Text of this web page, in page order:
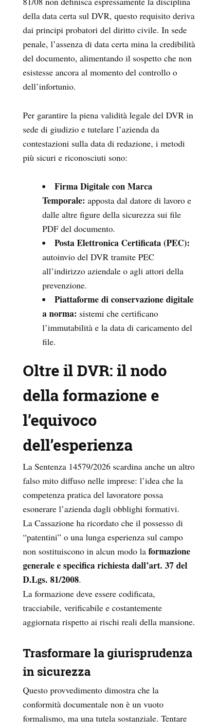
della data certa sul DVR, questo requisito deriva
dai principi probatori del diritto civile. In sede
penale, l’assenza di data certa mina la credibilità
del documento, alimentando il sospetto che non
esistesse ancora al momento del controllo o
dell’infortunio.
Per garantire la piena validità legale del DVR in
sede di giudizio e tutelare l’azienda da
contestazioni sulla data di redazione, i metodi
più sicuri e riconosciuti sono:
Firma Digitale con Marca
Temporale: apposta dal datore di lavoro e
dalle altre figure della sicurezza sui file
PDF del documento.
Posta Elettronica Certificata (PEC):
autoinvio del DVR tramite PEC
all’indirizzo aziendale o agli attori della
prevenzione.
Piattaforme di conservazione digitale
a norma: sistemi che certificano
l’immutabilità e la data di caricamento del
file.
Oltre il DVR: il nodo
della formazione e
l’equivoco
dell’esperienza
La Sentenza 14579/2026 scardina anche un altro
falso mito diffuso nelle imprese: l’idea che la
competenza pratica del lavoratore possa
esonerare l’azienda dagli obblighi formativi.
La Cassazione ha ricordato che il possesso di
“patentini” o una lunga esperienza sul campo
non sostituiscono in alcun modo la formazione
generale e specifica richiesta dall’art. 37 del
D.Lgs. 81/2008.
La formazione deve essere codificata,
tracciabile, verificabile e costantemente
aggiornata rispetto ai rischi reali della mansione.
Trasformare la giurisprudenza
in sicurezza
Questo provvedimento dimostra che la
conformità documentale non è un vuoto
formalismo, ma una tutela sostanziale. Tentare